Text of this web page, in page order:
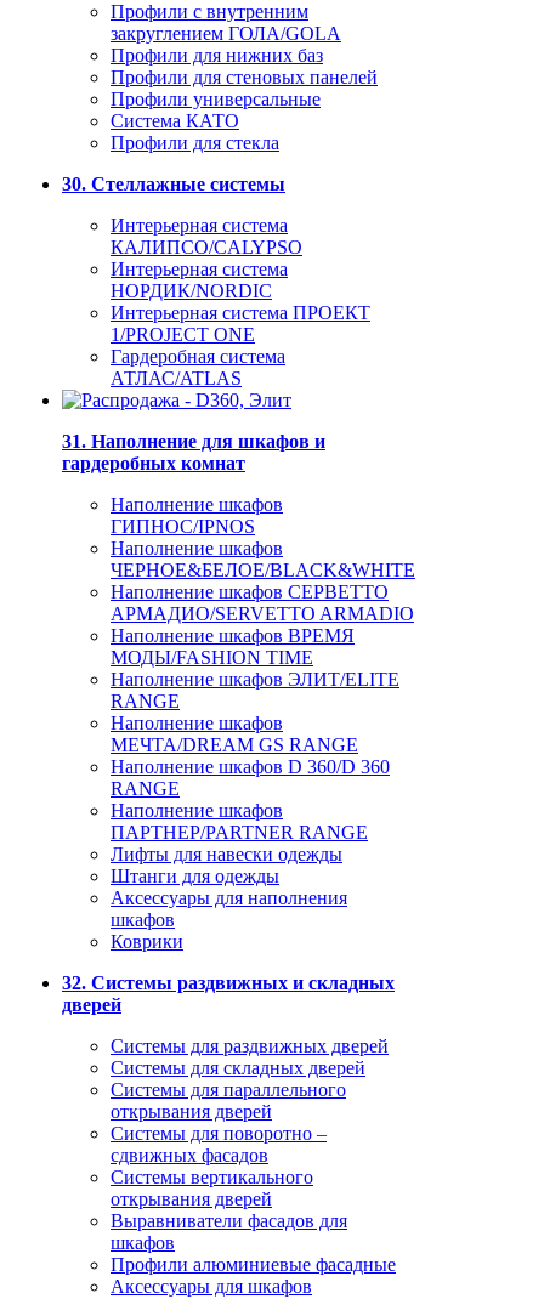
Профили с внутренним
закруглением ГОЛА/GOLA
Профили для нижних баз
Профили для стеновых панелей
Профили универсальные
Система КАТО
Профили для стекла
30. Стеллажные системы
Интерьерная система
КАЛИПСО/CALYPSO
Интерьерная система
НОРДИК/NORDIC
Интерьерная система ПРОЕКТ
1/PROJECT ONE
Гардеробная система
АТЛАС/ATLAS
31. Наполнение для шкафов и
гардеробных комнат
Наполнение шкафов
ГИПНОС/IPNOS
Наполнение шкафов
ЧЕРНОЕ&БЕЛОЕ/BLACK&WHITE
Наполнение шкафов СЕРВЕТТО
АРМАДИО/SERVETTO ARMADIO
Наполнение шкафов ВРЕМЯ
МОДЫ/FASHION TIME
Наполнение шкафов ЭЛИТ/ELITE
RANGE
Наполнение шкафов
МЕЧТА/DREAM GS RANGE
Наполнение шкафов D 360/D 360
RANGE
Наполнение шкафов
ПАРТНЕР/PARTNER RANGE
Лифты для навески одежды
Штанги для одежды
Аксессуары для наполнения
шкафов
Коврики
32. Системы раздвижных и складных
дверей
Системы для раздвижных дверей
Системы для складных дверей
Системы для параллельного
открывания дверей
Системы для поворотно –
сдвижных фасадов
Системы вертикального
открывания дверей
Выравниватели фасадов для
шкафов
Профили алюминиевые фасадные
Аксессуары для шкафов